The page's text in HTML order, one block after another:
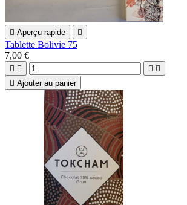
 Aperçu rapide 
Tablette Bolivie 75
7,00 €
   
 Ajouter au panier